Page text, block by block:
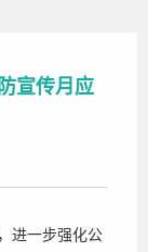
宣传月应
进一步强化公